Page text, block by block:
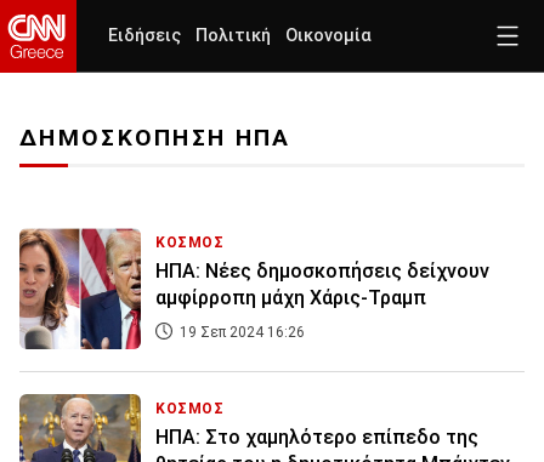
Ειδήσεις Πολιτική Οικονομία
ΔΗΜΟΣΚΟΠΗΣΗ ΗΠΑ
ΚΟΣΜΟΣ
ΗΠΑ: Νέες δημοσκοπήσεις δείχνουν
αμφίρροπη μάχη Χάρις-Τραμπ
19 Σεπ 2024 16:26
ΚΟΣΜΟΣ
ΗΠΑ: Στο χαμηλότερο επίπεδο της